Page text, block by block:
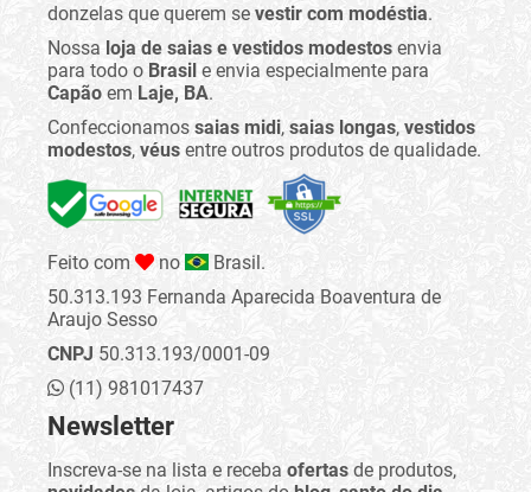
donzelas que querem se vestir com modéstia.
Nossa loja de saias e vestidos modestos envia
para todo o Brasil e envia especialmente para
Capão em Laje, BA.
Confeccionamos saias midi, saias longas, vestidos
modestos, véus entre outros produtos de qualidade.
Feito com no
Brasil.
50.313.193 Fernanda Aparecida Boaventura de
Araujo Sesso
CNPJ 50.313.193/0001-09
(11) 981017437
Newsletter
Inscreva-se na lista e receba ofertas de produtos,